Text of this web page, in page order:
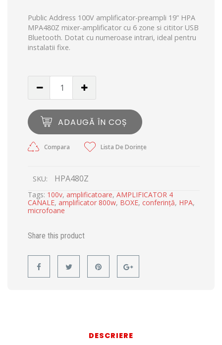
Public Address 100V amplificator-preampli 19” HPA
MPA480Z mixer-amplificator cu 6 zone si cititor USB
Bluetooth. Dotat cu numeroase intrari, ideal pentru
instalatii fixe.
ADAUGĂ ÎN COȘ
Compara Lista De Dorințe
SKU: HPA480Z
Tags: 100v, amplificatoare, AMPLIFICATOR 4
CANALE, amplificator 800w, BOXE, conferință, HPA,
microfoane
Share this product
DESCRIERE